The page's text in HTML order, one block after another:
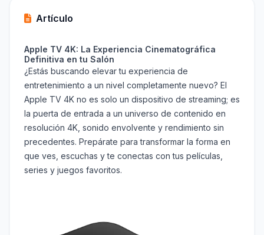
Artículo
Apple TV 4K: La Experiencia Cinematográfica
Definitiva en tu Salón
¿Estás buscando elevar tu experiencia de
entretenimiento a un nivel completamente nuevo? El
Apple TV 4K no es solo un dispositivo de streaming; es
la puerta de entrada a un universo de contenido en
resolución 4K, sonido envolvente y rendimiento sin
precedentes. Prepárate para transformar la forma en
que ves, escuchas y te conectas con tus películas,
series y juegos favoritos.